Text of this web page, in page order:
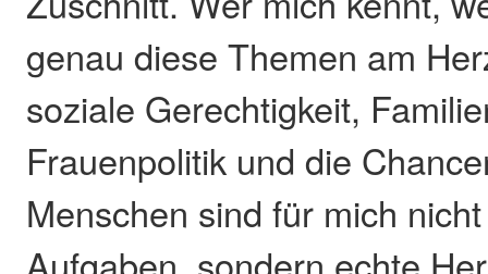
genau diese Themen am
soziale Gerechtigkeit,
Frauenpolitik und die
Menschen sind für mich